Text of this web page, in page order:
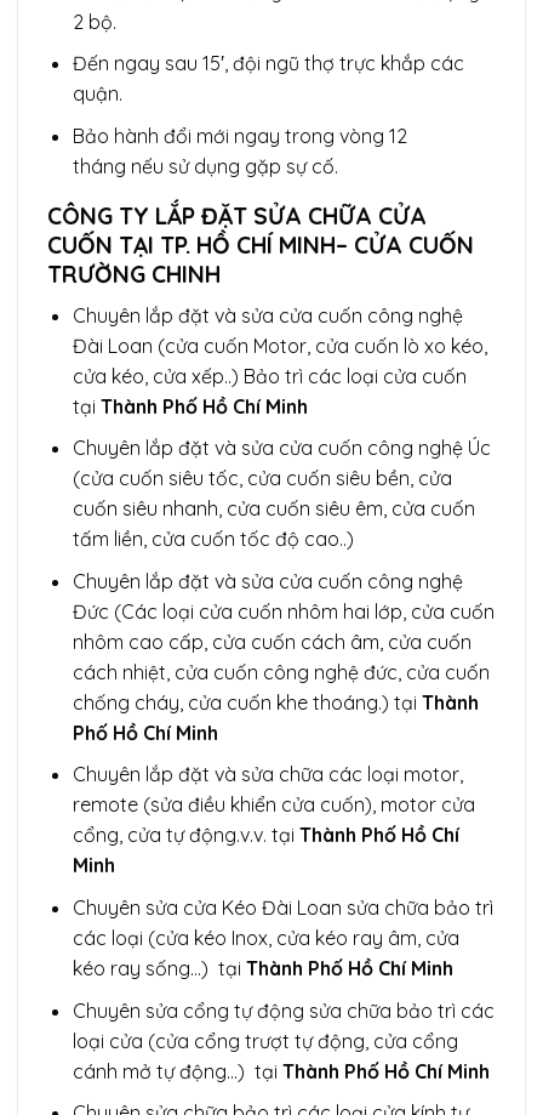
2 bộ.
Đến ngay sau 15′, đội ngũ thợ trực khắp các
quận.
Bảo hành đổi mới ngay trong vòng 12
tháng nếu sử dụng gặp sự cố.
CÔNG TY LẮP ĐẶT SỬA CHỮA CỬA
CUỐN TẠI TP. HỒ CHÍ MINH– CỬA CUỐN
TRƯỜNG CHINH
Chuyên lắp đặt và sửa cửa cuốn công nghệ
Đài Loan (cửa cuốn Motor, cửa cuốn lò xo kéo,
cửa kéo, cửa xếp..) Bảo trì các loại cửa cuốn
tại Thành Phố Hồ Chí Minh
Chuyên lắp đặt và sửa cửa cuốn công nghệ Úc
(cửa cuốn siêu tốc, cửa cuốn siêu bền, cửa
cuốn siêu nhanh, cửa cuốn siêu êm, cửa cuốn
tấm liền, cửa cuốn tốc độ cao..)
Chuyên lắp đặt và sửa cửa cuốn công nghệ
Đức (Các loại cửa cuốn nhôm hai lớp, cửa cuốn
nhôm cao cấp, cửa cuốn cách âm, cửa cuốn
cách nhiệt, cửa cuốn công nghệ đức, cửa cuốn
chống cháy, cửa cuốn khe thoáng.) tại Thành
Phố Hồ Chí Minh
Chuyên lắp đặt và sửa chữa các loại motor,
remote (sửa điều khiển cửa cuốn), motor cửa
cổng, cửa tự động.v.v. tại Thành Phố Hồ Chí
Minh
Chuyên sửa cửa Kéo Đài Loan sửa chữa bảo trì
các loại (cửa kéo Inox, cửa kéo ray âm, cửa
kéo ray sống…) tại Thành Phố Hồ Chí Minh
Chuyên sửa cổng tự động sửa chữa bảo trì các
loại cửa (cửa cổng trượt tự động, cửa cổng
cánh mở tự động…) tại Thành Phố Hồ Chí Minh